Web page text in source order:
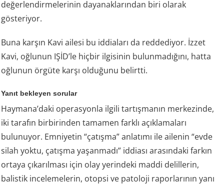
değerlendirmelerinin dayanaklarından biri olarak
gösteriyor.
Buna karşın Kavi ailesi bu iddiaları da reddediyor. İzzet
Kavi, oğlunun IŞİD’le hiçbir ilgisinin bulunmadığını, hatta
oğlunun örgüte karşı olduğunu belirtti.
Yanıt bekleyen sorular
Haymana’daki operasyonla ilgili tartışmanın merkezinde,
iki tarafın birbirinden tamamen farklı açıklamaları
bulunuyor. Emniyetin “çatışma” anlatımı ile ailenin “evde
silah yoktu, çatışma yaşanmadı” iddiası arasındaki farkın
ortaya çıkarılması için olay yerindeki maddi delillerin,
balistik incelemelerin, otopsi ve patoloji raporlarının yanı